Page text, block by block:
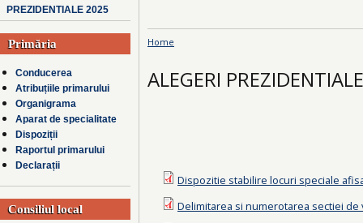
PREZIDENTIALE 2025
Primăria
Conducerea
Atribuțiile primarului
Organigrama
Aparat de specialitate
Dispoziții
Raportul primarului
Declarații
Consiliul local
You are here
Home
ALEGERI
Dispozitie stabilire locuri speciale
Delimitarea si numerotarea sectiei